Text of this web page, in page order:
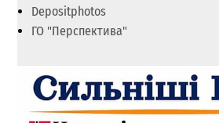
Depositphotos
ГО "Перспектива"